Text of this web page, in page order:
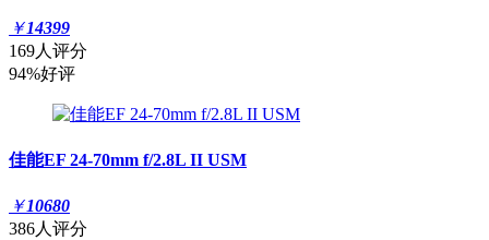
￥14399
169人评分
94%好评
佳能EF 24-70mm f/2.8L II USM
￥10680
386人评分